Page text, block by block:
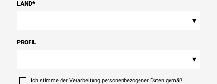
LAND*
▾
PROFIL
▾
Ich stimme der Verarbeitung personenbezogener Daten gemäß